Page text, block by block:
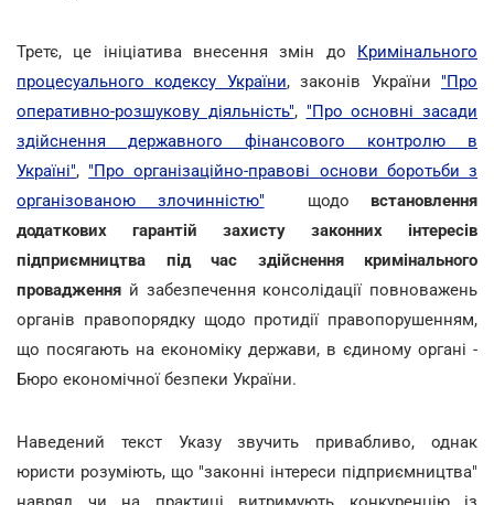
Третє, це ініціатива внесення змін до Кримінального
процесуального кодексу України, законів України "Про
оперативно-розшукову діяльність", "Про основні засади
здійснення державного фінансового контролю в
Україні", "Про організаційно-правові основи боротьби з
організованою злочинністю" щодо встановлення
додаткових гарантій захисту законних інтересів
підприємництва під час здійснення кримінального
провадження й забезпечення консолідації повноважень
органів правопорядку щодо протидії правопорушенням,
що посягають на економіку держави, в єдиному органі -
Бюро економічної безпеки України.
Наведений текст Указу звучить привабливо, однак
юристи розуміють, що "законні інтереси підприємництва"